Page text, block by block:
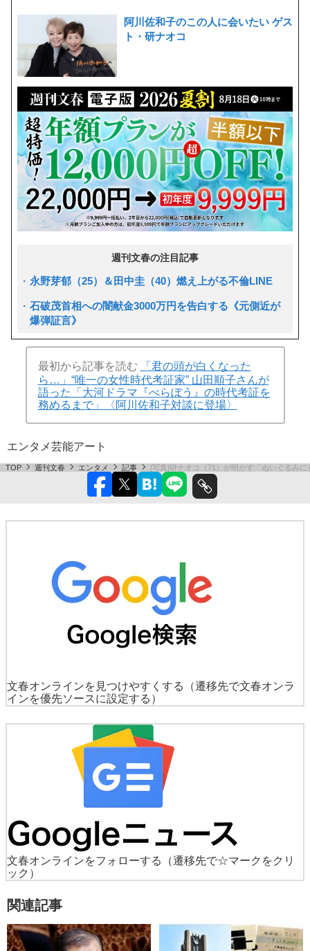
阿川佐和子のこの人に会いたい ゲス
ト・研ナオコ
週刊文春の注目記事
永野芽郁（25）＆田中圭（40）燃え上がる不倫LINE
石破茂首相への闇献金3000万円を告白する《元側近が
爆弾証言》
最初から記事を読む
「君の頭が白くなった
ら…」“唯一の女性時代考証家” 山田順子さんが
語った「大河ドラマ『べらぼう』の時代考証を
務めるまで」〈阿川佐和子対談に登場〉
エンタメ芸能アート
TOP 週刊文春 エンタメ 記事 [写真]研ナオコ（71）が明かす「ぬいぐるみ
文春オンラインを見つけやすくする
（遷移先で文春オンラ
インを優先ソースに設定する）
文春オンラインをフォローする
（遷移先で☆マークをクリ
ック）
関連記事